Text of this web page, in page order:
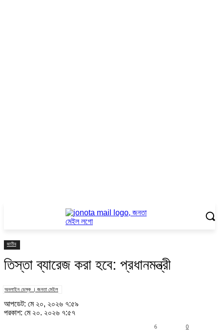
জাতীয়
তিস্তা ব্যারেজ করা হবে: প্রধানমন্ত্রী
অনলাইন ডেস্ক । জনতা মেইল
আপডেট: মে ২০, ২০২৬ ৭:৫৯
প্রকাশ: মে ২০, ২০২৬ ৭:৫৭
0
6